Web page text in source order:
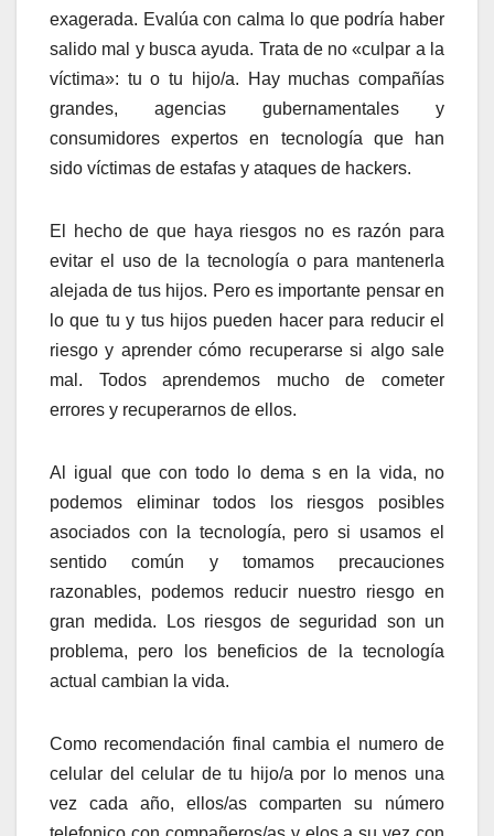
exagerada. Evalúa con calma lo que podría haber
salido mal y busca ayuda. Trata de no «culpar a la
víctima»: tu o tu hijo/a. Hay muchas compañías
grandes, agencias gubernamentales y
consumidores expertos en tecnología que han
sido víctimas de estafas y ataques de hackers.
El hecho de que haya riesgos no es razón para
evitar el uso de la tecnología o para mantenerla
alejada de tus hijos. Pero es importante pensar en
lo que tu y tus hijos pueden hacer para reducir el
riesgo y aprender cómo recuperarse si algo sale
mal. Todos aprendemos mucho de cometer
errores y recuperarnos de ellos.
Al igual que con todo lo dema s en la vida, no
podemos eliminar todos los riesgos posibles
asociados con la tecnología, pero si usamos el
sentido común y tomamos precauciones
razonables, podemos reducir nuestro riesgo en
gran medida. Los riesgos de seguridad son un
problema, pero los beneficios de la tecnología
actual cambian la vida.
Como recomendación final cambia el numero de
celular del celular de tu hijo/a por lo menos una
vez cada año, ellos/as comparten su número